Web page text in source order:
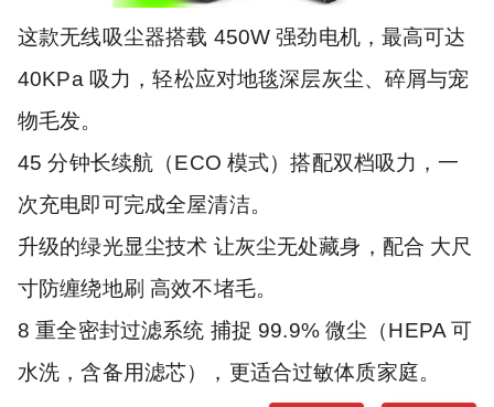
这款无线吸尘器搭载 450W 强劲电机，最高可达
40KPa 吸力，轻松应对地毯深层灰尘、碎屑与宠
物毛发。
45 分钟长续航（ECO 模式）搭配双档吸力，一
次充电即可完成全屋清洁。
升级的绿光显尘技术 让灰尘无处藏身，配合 大尺
寸防缠绕地刷 高效不堵毛。
8 重全密封过滤系统 捕捉 99.9% 微尘（HEPA 可
水洗，含备用滤芯），更适合过敏体质家庭。